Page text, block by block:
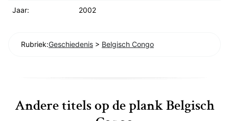
Jaar: 2002
Rubriek:Geschiedenis > Belgisch Congo
Andere titels op de plank Belgisch